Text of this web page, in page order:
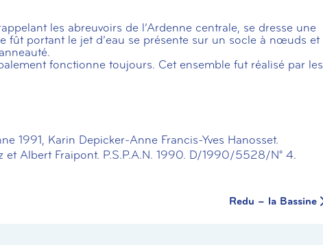
les abreuvoirs de l’Ardenne centrale, se dresse une
fût portant le jet d’eau se présente sur un socle à nœuds et
fonctionne toujours. Cet ensemble fut réalisé par les
1991, Karin Depicker-Anne Francis-Yves Hanosset.
et Albert Fraipont. P.S.P.A.N. 1990. D/1990/5528/N° 4.
Redu – la Bassine